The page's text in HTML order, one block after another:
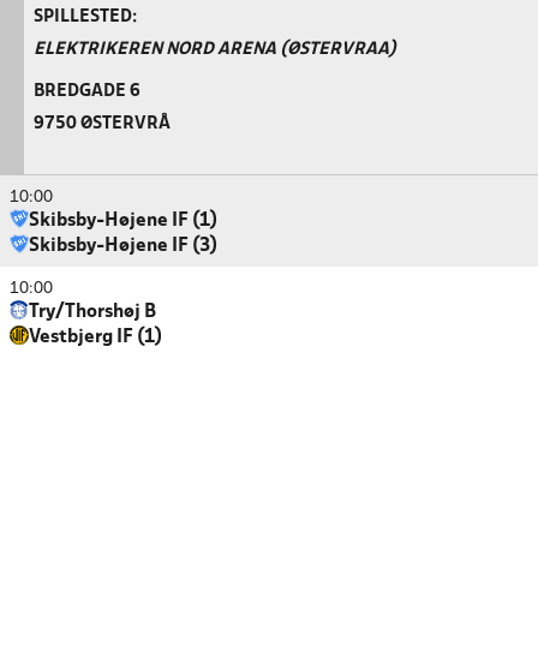
SPILLESTED:
ELEKTRIKEREN NORD ARENA (ØSTERVRAA)
BREDGADE 6
9750 ØSTERVRÅ
10:00
Skibsby-Højene IF (1)
Skibsby-Højene IF (3)
10:00
Try/Thorshøj B
Vestbjerg IF (1)